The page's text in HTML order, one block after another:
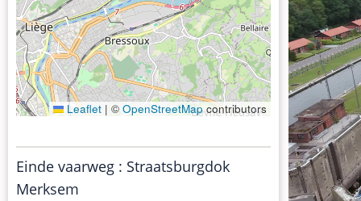
Leaflet | © OpenStreetMapcontributors
Einde vaarweg : Straatsburgdok
Merksem